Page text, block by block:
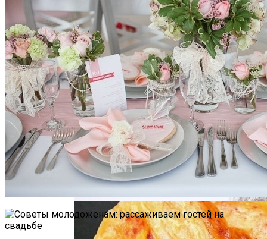
Почему Нельзя Повторно Кипятить
Воду Для Приготовления Чая Или Кофе
Маникюр «Достойная»
Мясной Рулет С Соевым Соусом И
Кунжутом